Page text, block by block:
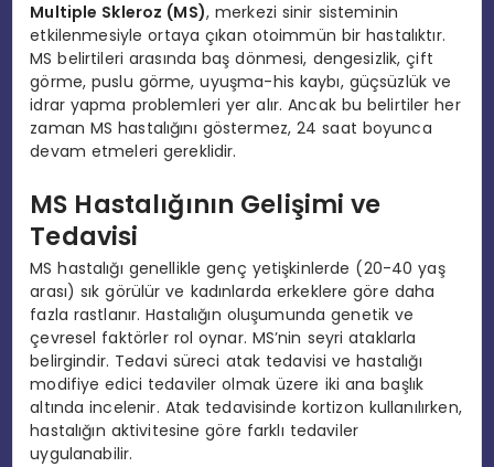
Multiple Skleroz (MS), merkezi sinir sisteminin
etkilenmesiyle ortaya çıkan otoimmün bir hastalıktır.
MS belirtileri arasında baş dönmesi, dengesizlik, çift
görme, puslu görme, uyuşma-his kaybı, güçsüzlük ve
idrar yapma problemleri yer alır. Ancak bu belirtiler her
zaman MS hastalığını göstermez, 24 saat boyunca
devam etmeleri gereklidir.
MS Hastalığının Gelişimi ve
Tedavisi
MS hastalığı genellikle genç yetişkinlerde (20-40 yaş
arası) sık görülür ve kadınlarda erkeklere göre daha
fazla rastlanır. Hastalığın oluşumunda genetik ve
çevresel faktörler rol oynar. MS’nin seyri ataklarla
belirgindir. Tedavi süreci atak tedavisi ve hastalığı
modifiye edici tedaviler olmak üzere iki ana başlık
altında incelenir. Atak tedavisinde kortizon kullanılırken,
hastalığın aktivitesine göre farklı tedaviler
uygulanabilir.